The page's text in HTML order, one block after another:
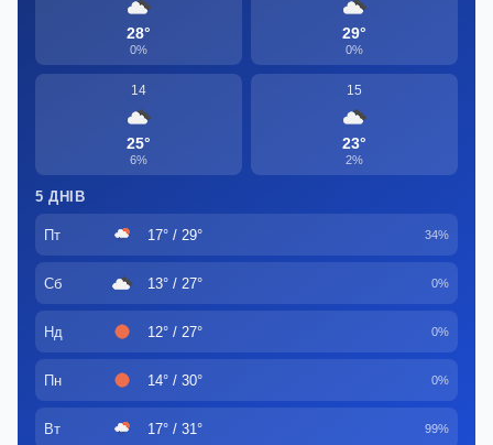
28°
0%
29°
0%
14
25°
6%
15
23°
2%
5 ДНІВ
Пт 17° / 29° 34%
Сб 13° / 27° 0%
Нд 12° / 27° 0%
Пн 14° / 30° 0%
Вт 17° / 31° 99%